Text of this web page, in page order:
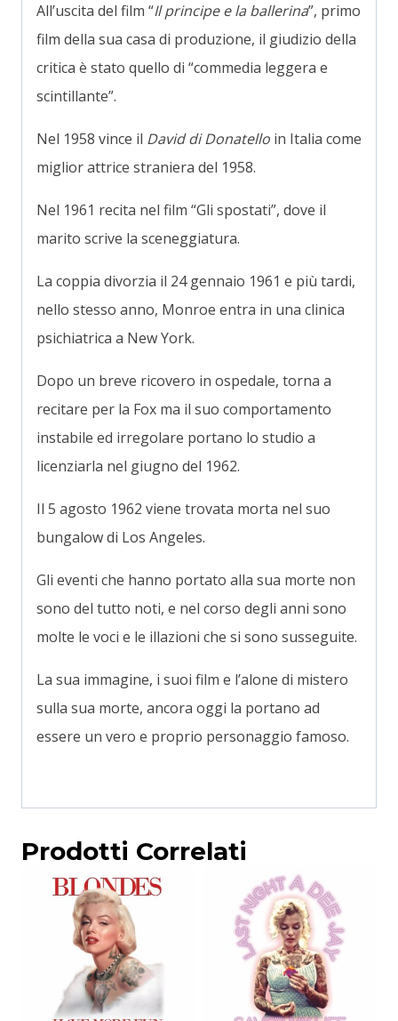
All’uscita del film “Il principe e la ballerina”, primo
film della sua casa di produzione, il giudizio della
critica è stato quello di “commedia leggera e
scintillante”.
Nel 1958 vince il David di Donatello in Italia come
miglior attrice straniera del 1958.
Nel 1961 recita nel film “Gli spostati”, dove il
marito scrive la sceneggiatura.
La coppia divorzia il 24 gennaio 1961 e più tardi,
nello stesso anno, Monroe entra in una clinica
psichiatrica a New York.
Dopo un breve ricovero in ospedale, torna a
recitare per la Fox ma il suo comportamento
instabile ed irregolare portano lo studio a
licenziarla nel giugno del 1962.
Il 5 agosto 1962 viene trovata morta nel suo
bungalow di Los Angeles.
Gli eventi che hanno portato alla sua morte non
sono del tutto noti, e nel corso degli anni sono
molte le voci e le illazioni che si sono susseguite.
La sua immagine, i suoi film e l’alone di mistero
sulla sua morte, ancora oggi la portano ad
essere un vero e proprio personaggio famoso.
Prodotti Correlati